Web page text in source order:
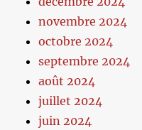
novembre 2024
octobre 2024
septembre 2024
août 2024
juillet 2024
juin 2024